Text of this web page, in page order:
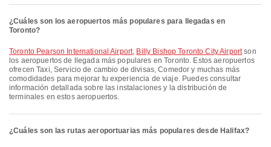
¿Cuáles son los aeropuertos más populares para llegadas en
Toronto?
Toronto Pearson International Airport, Billy Bishop Toronto City Airportson
los aeropuertos de llegada más populares en Toronto. Estos aeropuertos
ofrecen Taxi, Servicio de cambio de divisas, Comedor y muchas más
comodidades para mejorar tu experiencia de viaje. Puedes consultar
información detallada sobre las instalaciones y la distribución de
terminales en estos aeropuertos.
¿Cuáles son las rutas aeroportuarias más populares desde Halifax?